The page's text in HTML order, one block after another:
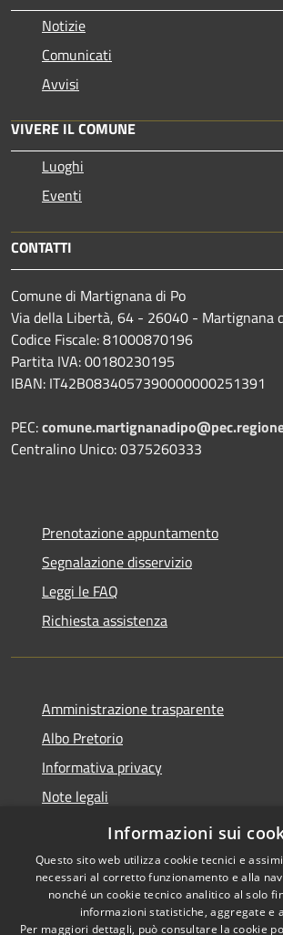
Notizie
Comunicati
Avvisi
VIVERE IL COMUNE
Luoghi
Eventi
CONTATTI
Comune di Martignana di Po
Via della Libertà, 64 - 26040 - Martignana
Codice Fiscale: 81000870196
Partita IVA: 00180230195
IBAN: IT42B0834057390000000251391
PEC:
Centralino Unico: 0375260333
Prenotazione appuntamento
Segnalazione disservizio
Leggi le FAQ
Richiesta assistenza
Amministrazione trasparente
Albo Pretorio
Informativa privacy
Note legali
Dichiarazione di accessibilità
Copyright
Informazioni sui
Questo sito web utilizza cookie tecnici e
necessari al corretto funzionamento e alla
nonché un cookie tecnico analitico al solo
informazioni statistiche, aggregate e
Per maggiori dettagli, può consultare la cookie